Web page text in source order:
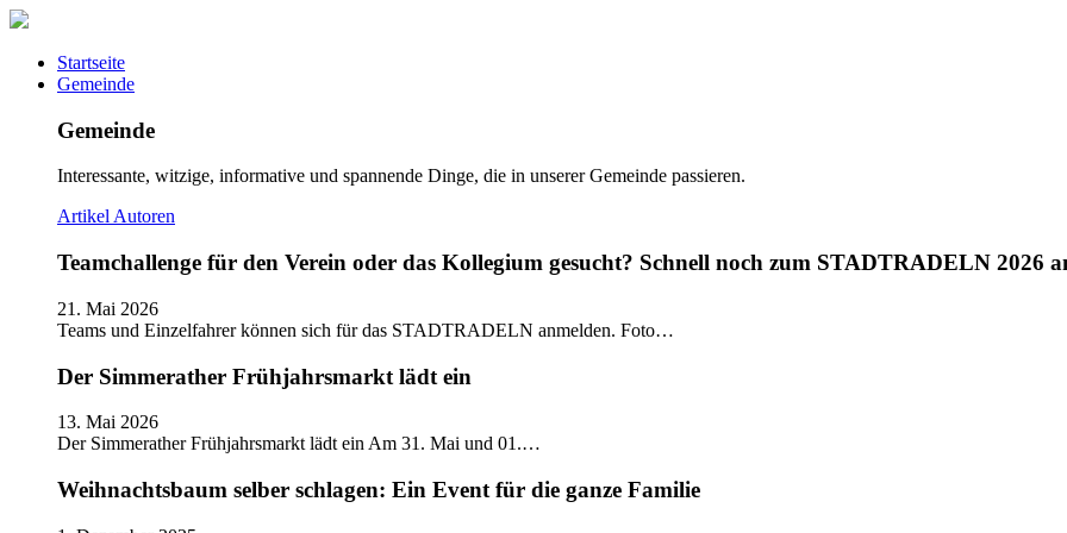
Startseite
Gemeinde
Gemeinde
Interessante, witzige, informative und spannende Dinge, die in unserer Gemeinde passieren.
ArtikelAutoren
Teamchallenge für den Verein oder das Kollegium gesucht? Schnell noch zum STADTRADELN 2026
21. Mai 2026
Teams und Einzelfahrer können sich für das STADTRADELN anmelden. Foto…
Der Simmerather Frühjahrsmarkt lädt ein
13. Mai 2026
Der Simmerather Frühjahrsmarkt lädt ein Am 31. Mai und 01.…
Weihnachtsbaum selber schlagen: Ein Event für die ganze Familie